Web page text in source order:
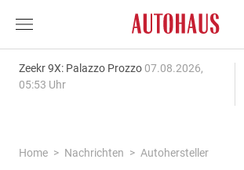
Zeekr 9X: Palazzo Prozzo 07.08.2026,
05:53 Uhr
Home Nachrichten
Autohersteller